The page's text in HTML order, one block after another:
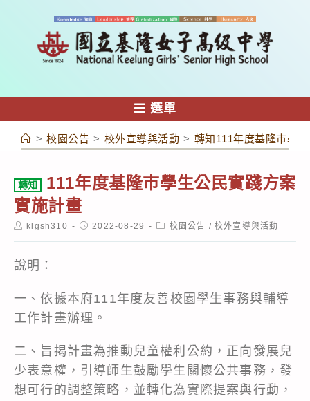
容
選單
> 校園公告 > 校外宣導與活動 > 轉知111年度基隆巿學
轉知
111年度基隆巿學生公民實踐方案
實施計畫
Postklgsh310
Post2022-08-29
Post校園公告 / 校外宣導與活動
說明：
一、依據本府111年度友善校園學生事務與輔導
工作計畫辦理。
二、旨揭計畫為推動兒童權利公約，正向發展兒
少表意權，引導師生鼓勵學生關懷公共事務，發
想可行的調整策略，並轉化為實際提案與行動，